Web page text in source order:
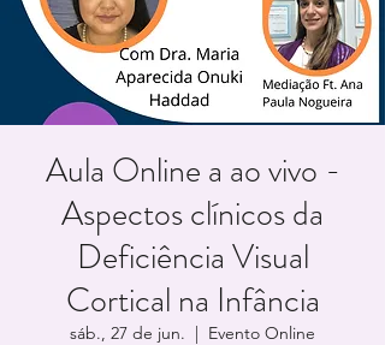
Aula Online a ao vivo -
Aspectos clínicos da
Deficiência Visual
Cortical na Infância
sáb., 27 de jun.
  |
Evento Online